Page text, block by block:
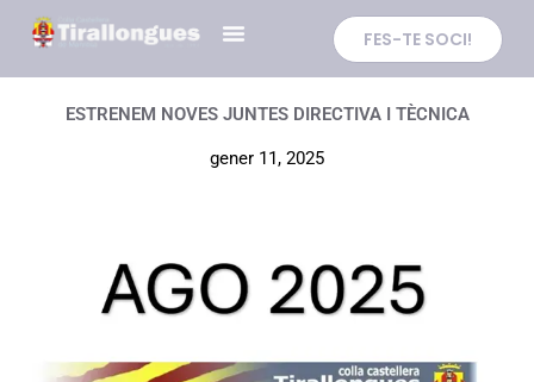
Tingueu
compte
contingut
FES-TE SOCI!
ESTRENEM NOVES JUNTES DIRECTIVA I TÈCNICA
gener 11, 2025